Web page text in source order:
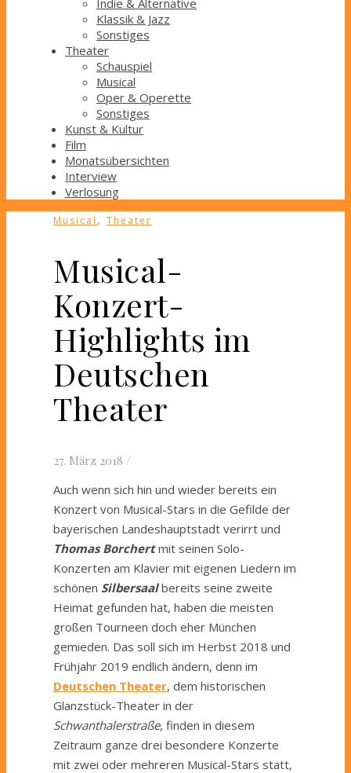
Indie & Alternative
Klassik & Jazz
Sonstiges
Theater
Schauspiel
Musical
Oper & Operette
Sonstiges
Kunst & Kultur
Film
Monatsübersichten
Interview
Verlosung
Musical , Theater
Musical-
Konzert-
Highlights im
Deutschen
Theater
27. März 2018 /
Auch wenn sich hin und wieder bereits ein
Konzert von Musical-Stars in die Gefilde der
bayerischen Landeshauptstadt verirrt und
Thomas Borchertmit seinen Solo-
Konzerten am Klavier mit eigenen Liedern im
schönen Silbersaalbereits seine zweite
Heimat gefunden hat, haben die meisten
großen Tourneen doch eher München
gemieden. Das soll sich im Herbst 2018 und
Frühjahr 2019 endlich ändern, denn im
Deutschen Theater, dem historischen
Glanzstück-Theater in der
Schwanthalerstraße, finden in diesem
Zeitraum ganze drei besondere Konzerte
mit zwei oder mehreren Musical-Stars statt,